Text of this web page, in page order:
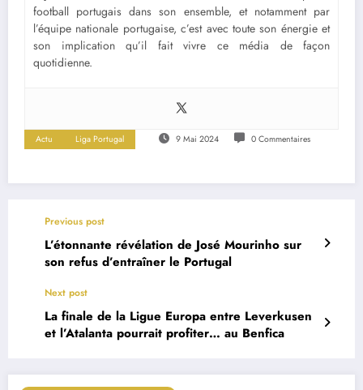
football portugais dans son ensemble, et notamment par
l’équipe nationale portugaise, c’est avec toute son énergie et
son implication qu’il fait vivre ce média de façon
quotidienne.
Actu Liga Portugal 9 Mai 2024 0 Commentaires
Previous post
L’étonnante révélation de José Mourinho sur
son refus d’entraîner le Portugal
Next post
La finale de la Ligue Europa entre Leverkusen
et l’Atalanta pourrait profiter… au Benfica